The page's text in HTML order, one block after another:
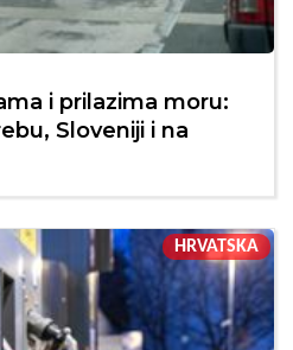
i prilazima moru:
Sloveniji i na
HRVATSKA